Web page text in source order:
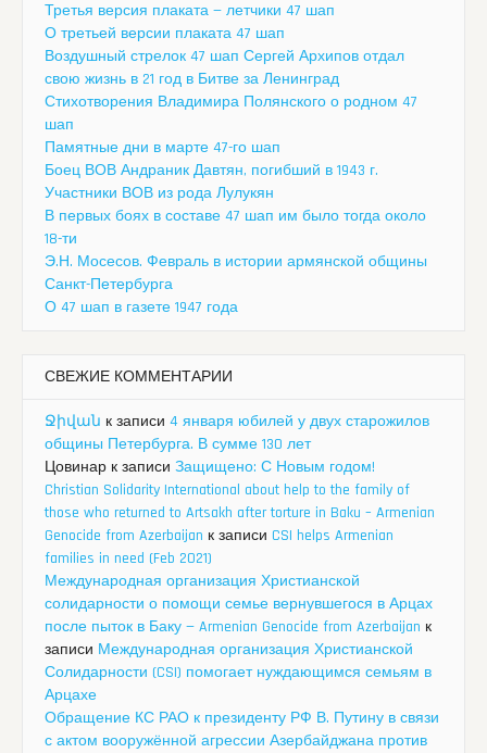
Третья версия плаката — летчики 47 шап
О третьей версии плаката 47 шап
Воздушный стрелок 47 шап Сергей Архипов отдал
свою жизнь в 21 год в Битве за Ленинград
Стихотворения Владимира Полянского о родном 47
шап
Памятные дни в марте 47-го шап
Боец ВОВ Андраник Давтян, погибший в 1943 г.
Участники ВОВ из рода Лулукян
В первых боях в составе 47 шап им было тогда около
18-ти
Э.Н. Мосесов. Февраль в истории армянской общины
Санкт-Петербурга
О 47 шап в газете 1947 года
СВЕЖИЕ КОММЕНТАРИИ
Ջիվան к записи 4 января юбилей у двух старожилов
общины Петербурга. В сумме 130 лет
Цовинар к записи Защищено: С Новым годом!
Christian Solidarity International about help to the family of
those who returned to Artsakh after torture in Baku – Armenian
Genocide from Azerbaijan к записи CSI helps Armenian
families in need (Feb 2021)
Международная организация Христианской
солидарности о помощи семье вернувшегося в Арцах
после пыток в Баку — Armenian Genocide from Azerbaijan к
записи Международная организация Христианской
Солидарности (CSI) помогает нуждающимся семьям в
Арцахе
Обращение КС РАО к президенту РФ В. Путину в связи
с актом вооружённой агрессии Азербайджана против